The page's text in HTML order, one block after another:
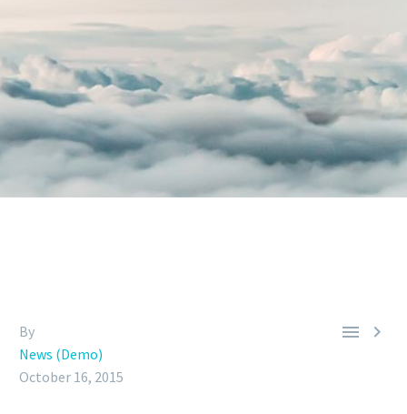
 
By
News (Demo)
October 16, 2015